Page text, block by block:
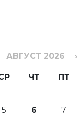
АВГУСТ 2026
ЧТ ПТ
5 6 7